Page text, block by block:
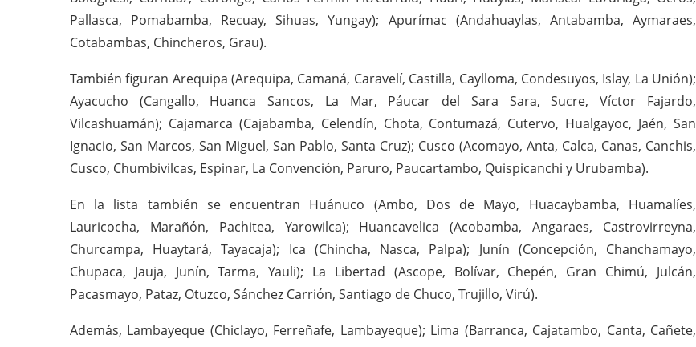
Pallasca, Pomabamba, Recuay, Sihuas, Yungay); Apurímac (Andahuaylas, Antabamba, Aymaraes,
Cotabambas, Chincheros, Grau).
También figuran Arequipa (Arequipa, Camaná, Caravelí, Castilla, Caylloma, Condesuyos, Islay, La Unión);
Ayacucho (Cangallo, Huanca Sancos, La Mar, Páucar del Sara Sara, Sucre, Víctor Fajardo,
Vilcashuamán); Cajamarca (Cajabamba, Celendín, Chota, Contumazá, Cutervo, Hualgayoc, Jaén, San
Ignacio, San Marcos, San Miguel, San Pablo, Santa Cruz); Cusco (Acomayo, Anta, Calca, Canas, Canchis,
Cusco, Chumbivilcas, Espinar, La Convención, Paruro, Paucartambo, Quispicanchi y Urubamba).
En la lista también se encuentran Huánuco (Ambo, Dos de Mayo, Huacaybamba, Huamalíes,
Lauricocha, Marañón, Pachitea, Yarowilca); Huancavelica (Acobamba, Angaraes, Castrovirreyna,
Churcampa, Huaytará, Tayacaja); Ica (Chincha, Nasca, Palpa); Junín (Concepción, Chanchamayo,
Chupaca, Jauja, Junín, Tarma, Yauli); La Libertad (Ascope, Bolívar, Chepén, Gran Chimú, Julcán,
Pacasmayo, Pataz, Otuzco, Sánchez Carrión, Santiago de Chuco, Trujillo, Virú).
Además, Lambayeque (Chiclayo, Ferreñafe, Lambayeque); Lima (Barranca, Cajatambo, Canta, Cañete,